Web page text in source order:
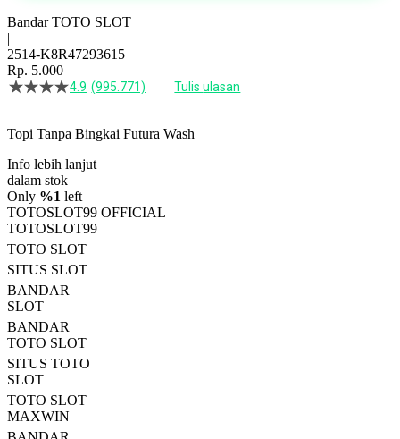
Bandar TOTO SLOT
|
2514-K8R47293615
Rp. 5.000
4.5
bintang,
rating
rata-
rata.
Read
13
Reviews.
Tautan
halaman
yang
sama.
4.9 (995.771) Tulis ulasan
Topi Tanpa Bingkai Futura Wash
Info lebih lanjut
dalam stok
Only %1 left
TOTOSLOT99 OFFICIAL
TOTOSLOT99
TOTO SLOT
SITUS SLOT
BANDAR
SLOT
BANDAR
TOTO SLOT
SITUS TOTO
SLOT
TOTO SLOT
MAXWIN